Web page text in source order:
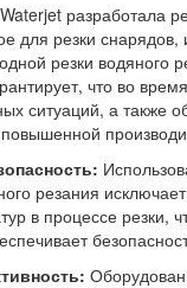
разработала
для резки снарядов,
резки водяного
что во
ситуаций, а также
резания
в процессе резки,